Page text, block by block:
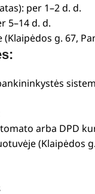
per 1–2 d. d.
5–14 d. d.
g. 67,
arba DPD
(Klaipėdos